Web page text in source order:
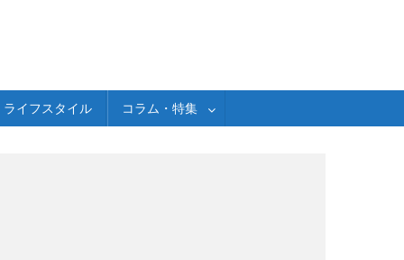
ライフスタイル コラム・特集